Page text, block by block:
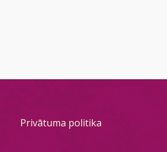
Privātuma politika